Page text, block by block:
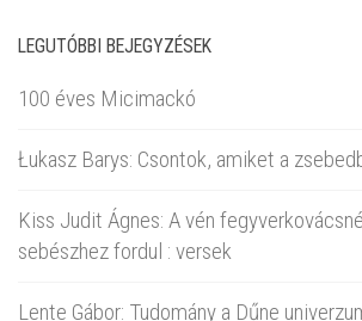
LEGUTÓBBI BEJEGYZÉSEK
100 éves Micimackó
Łukasz Barys: Csontok, amiket a
Kiss Judit Ágnes: A vén
sebészhez fordul : versek
Lente Gábor: Tudomány a Dűne